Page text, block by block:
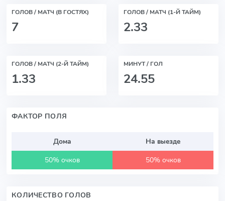
ГОЛОВ / МАТЧ (В ГОСТЯХ)
7
ГОЛОВ / МАТЧ (1-Й ТАЙМ)
2.33
ГОЛОВ / МАТЧ (2-Й ТАЙМ)
1.33
МИНУТ / ГОЛ
24.55
ФАКТОР ПОЛЯ
Дома
На выезде
50% очков
50% очков
КОЛИЧЕСТВО ГОЛОВ